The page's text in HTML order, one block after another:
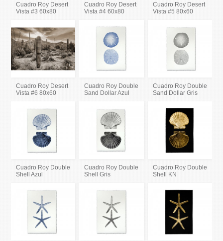
Cuadro Roy Desert
Vista #3 60x80
Cuadro Roy Desert
Vista #4 60x80
Cuadro Roy Desert
Vista #5 80x60
Cuadro Roy Desert
Vista #6 80x60
Cuadro Roy Double
Sand Dollar Azul
Cuadro Roy Double
Sand Dollar Gris
Cuadro Roy Double
Shell Azul
Cuadro Roy Double
Shell Gris
Cuadro Roy Double
Shell KN